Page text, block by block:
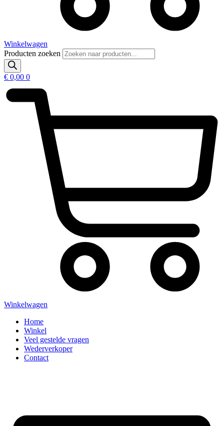
Winkelwagen
Producten zoeken
€ 0,00 0
Winkelwagen
Home
Winkel
Veel gestelde vragen
Wederverkoper
Contact